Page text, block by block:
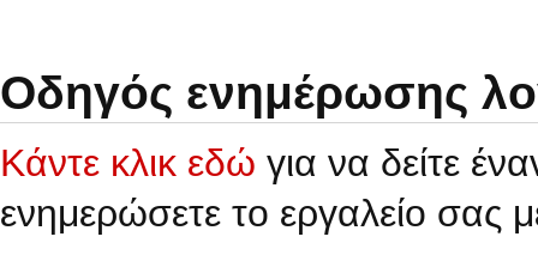
Οδηγός ενημέρωσης
Κάντε κλικ εδώ για να δείτε
ενημερώσετε το εργαλείο σας